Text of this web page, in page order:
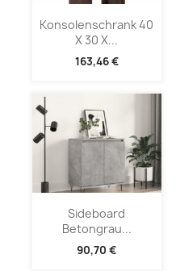
Konsolenschrank 40
X 30 X...
163,46 €
Sideboard
Betongrau...
90,70 €